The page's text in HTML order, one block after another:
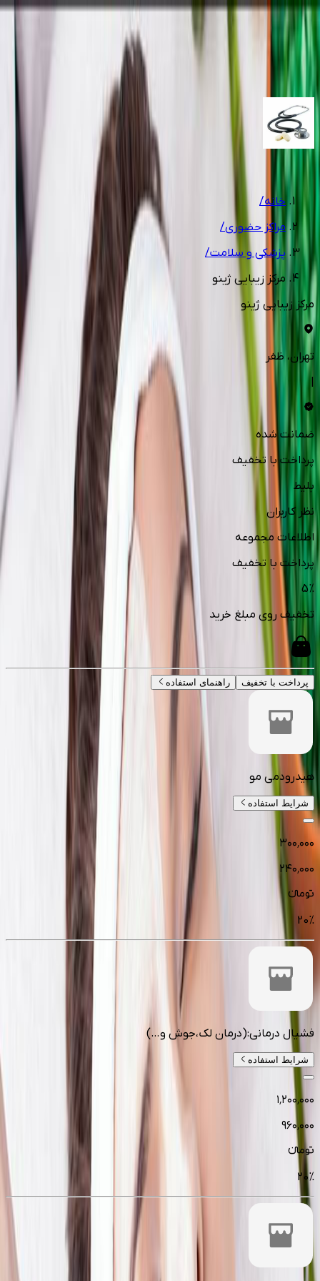
تماس با مجموعه
1/4
خانه/
مراکز حضوری/
پزشکی و سلامت/
مرکز زیبایی ژینو
مرکز زیبایی ژینو
تهران، ظفر
ضمانت شده
پرداخت با تخفیف
بلیط
نظر کاربران
اطلاعات مجموعه
پرداخت با تخفیف
5%
تخفیف روی مبلغ خرید
پرداخت با تخفیف راهنمای استفاده
هیدرودمی مو
شرایط استفاده
۳۰۰٬۰۰۰
۲۴۰٬۰۰۰
تومانءء
20%
فشیال درمانی:(درمان لک،جوش و…)
شرایط استفاده
۱٬۲۰۰٬۰۰۰
۹۶۰٬۰۰۰
تومانءء
20%